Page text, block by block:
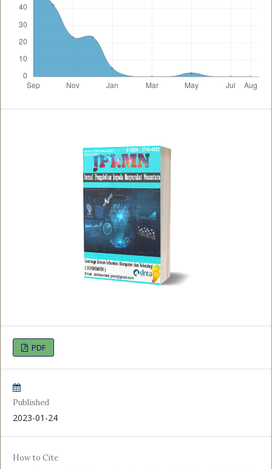
PDF
Published
2023-01-24
How to Cite